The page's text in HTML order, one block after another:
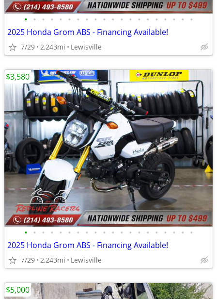
• • • • • • • • • • • • • • • • • • • •
2025 Honda Grom ABS - Financing Available!
7/29 2,243mi Lewisville
• • • • • • • • • • • • • • • • • • • •
2025 Honda Grom ABS - Financing Available!
7/29 2,243mi Lewisville
$3,580
$5,000